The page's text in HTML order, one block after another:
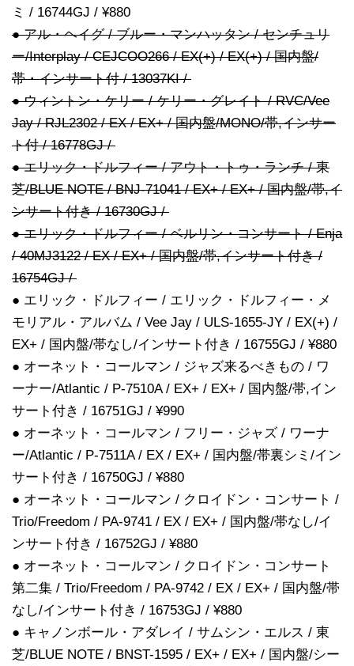
ミ / 16744GJ / ¥880
● アル・ヘイグ / ブルー・マンハッタン / センチュリ
ー/Interplay / CEJCOO266 / EX(+) / EX(+) / 国内盤/
帯・インサート付 / 13037KI /
● ウィントン・ケリー / ケリー・グレイト / RVC/Vee
Jay / RJL2302 / EX / EX+ / 国内盤/MONO/帯,インサー
ト付 / 16778GJ /
● エリック・ドルフィー / アウト・トゥ・ランチ / 東
芝/BLUE NOTE / BNJ-71041 / EX+ / EX+ / 国内盤/帯,イ
ンサート付き / 16730GJ /
● エリック・ドルフィー / ベルリン・コンサート / Enja
/ 40MJ3122 / EX / EX+ / 国内盤/帯,インサート付き /
16754GJ /
● エリック・ドルフィー / エリック・ドルフィー・メ
モリアル・アルバム / Vee Jay / ULS-1655-JY / EX(+) /
EX+ / 国内盤/帯なし/インサート付き / 16755GJ / ¥880
● オーネット・コールマン / ジャズ来るべきもの / ワ
ーナー/Atlantic / P-7510A / EX+ / EX+ / 国内盤/帯,イン
サート付き / 16751GJ / ¥990
● オーネット・コールマン / フリー・ジャズ / ワーナ
ー/Atlantic / P-7511A / EX / EX+ / 国内盤/帯裏シミ/イン
サート付き / 16750GJ / ¥880
● オーネット・コールマン / クロイドン・コンサート /
Trio/Freedom / PA-9741 / EX / EX+ / 国内盤/帯なし/イ
ンサート付き / 16752GJ / ¥880
● オーネット・コールマン / クロイドン・コンサート
第二集 / Trio/Freedom / PA-9742 / EX / EX+ / 国内盤/帯
なし/インサート付き / 16753GJ / ¥880
● キャノンボール・アダレイ / サムシン・エルス / 東
芝/BLUE NOTE / BNST-1595 / EX+ / EX+ / 国内盤/シー